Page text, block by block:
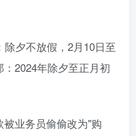
夕不放假，2月10日至
2024年除夕至正月初
业务员偷偷改为"购